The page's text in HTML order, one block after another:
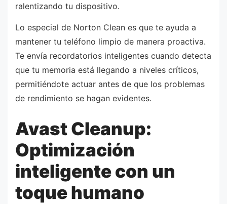
ralentizando tu dispositivo.
Lo especial de Norton Clean es que te ayuda a
mantener tu teléfono limpio de manera proactiva.
Te envía recordatorios inteligentes cuando detecta
que tu memoria está llegando a niveles críticos,
permitiéndote actuar antes de que los problemas
de rendimiento se hagan evidentes.
Avast Cleanup:
Optimización
inteligente con un
toque humano